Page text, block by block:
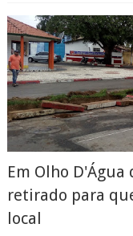
Em Olho
retirado para
local